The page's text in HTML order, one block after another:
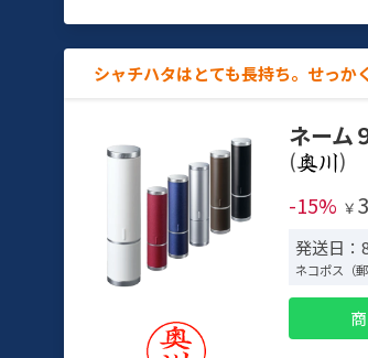
シャチハタはとても長持ち。せっか
ネーム
(
)
-15% ￥
発送日：
ネコポス（